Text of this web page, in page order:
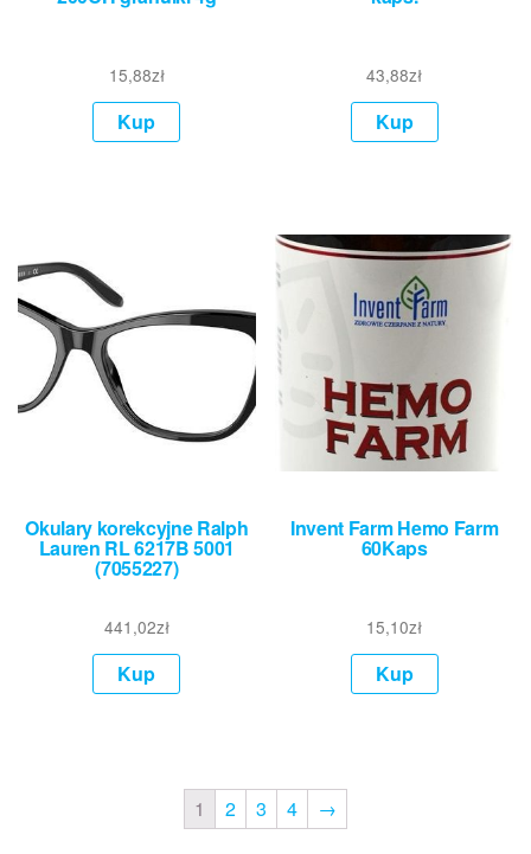
15,88zł
Kup
43,88zł
Kup
Okulary korekcyjne Ralph
Lauren RL 6217B 5001
(7055227)
441,02zł
Kup
Invent Farm Hemo Farm
60Kaps
15,10zł
Kup
1 2 3 4 →